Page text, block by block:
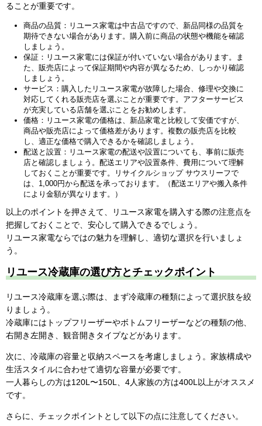
ることが重要です。
商品の品質：リユース家電は中古品ですので、新品同様の品質を
期待できない場合があります。購入前に商品の状態や機能を確認
しましょう。
保証：リユース家電には保証が付いていない場合があります。ま
た、販売店によって保証期間や内容が異なるため、しっかり確認
しましょう。
サービス：購入したリユース家電が故障した場合、修理や交換に
対応してくれる販売店を選ぶことが重要です。アフターサービス
が充実している店舗を選ぶことをお勧めします。
価格：リユース家電の価格は、新品家電と比較して安価ですが、
商品や販売店によって価格差があります。複数の販売店を比較
し、適正な価格で購入できるかを確認しましょう。
配送と設置：リユース家電の配送や設置についても、事前に販売
店と確認しましょう。配送エリアや設置条件、費用について理解
しておくことが重要です。リサイクルショップ サウスリーフで
は、1,000円から配送を承っております。（配送エリアや搬入条件
により金額が異なります。）
以上のポイントを押さえて、リユース家電を購入する際の注意点を
把握しておくことで、安心して購入できるでしょう。
リユース家電ならではの魅力を理解し、適切な選択を行いましょ
う。
リユース冷蔵庫の選び方とチェックポイント
リユース冷蔵庫を選ぶ際は、まず冷蔵庫の種類によって選択肢を絞
りましょう。
冷蔵庫にはトップフリーザーやボトムフリーザーなどの種類の他、
右開き左開き、観音開きタイプなどがあります。
次に、冷蔵庫の容量と収納スペースを考慮しましょう。家族構成や
生活スタイルに合わせて適切な容量が必要です。
一人暮らしの方は120L〜150L、4人家族の方は400L以上がオススメ
です。
さらに、チェックポイントとして以下の点に注意してください。